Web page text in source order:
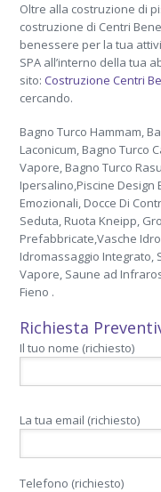
Oltre alla costruzione di
costruzione di Centri
benessere per la tua
SPA all’interno della tua
sito: Costruzione Centri
cercando.
Bagno Turco Hammam,
Laconicum, Bagno Turco
Vapore, Bagno Turco
Ipersalino,Piscine Design
Emozionali, Docce Di
Seduta, Ruota Kneipp,
Prefabbricate,Vasche
Idromassaggio Integrato,
Vapore, Saune ad
Fieno .
Richiesta
Il tuo nome (richiesto)
La tua email (richiesto)
Telefono (richiesto)